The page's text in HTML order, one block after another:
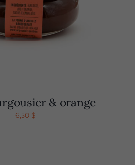
& orange
6,50 $